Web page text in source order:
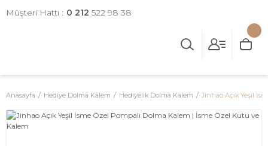
Müşteri Hattı : 0 212 522 98 38
Anasayfa Hediye Dolma Kalem Hediyelik Dolma Kalem Jinhao Açık Yeşil